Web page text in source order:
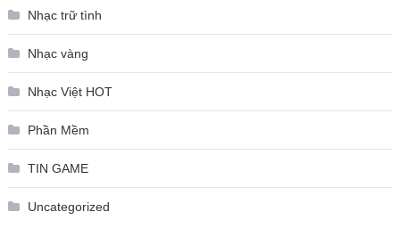
Nhạc trữ tình
Nhạc vàng
Nhạc Việt HOT
Phần Mềm
TIN GAME
Uncategorized